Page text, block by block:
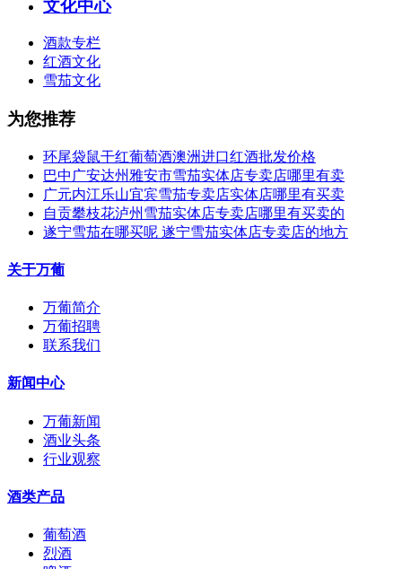
文化中心
酒款专栏
红酒文化
雪茄文化
为您推荐
环尾袋鼠干红葡萄酒澳洲进口红酒批发价格
巴中广安达州雅安市雪茄实体店专卖店哪里有卖
广元内江乐山宜宾雪茄专卖店实体店哪里有买卖
自贡攀枝花泸州雪茄实体店专卖店哪里有买卖的
遂宁雪茄在哪买呢 遂宁雪茄实体店专卖店的地方
关于万葡
万葡简介
万葡招聘
联系我们
新闻中心
万葡新闻
酒业头条
行业观察
酒类产品
葡萄酒
烈酒